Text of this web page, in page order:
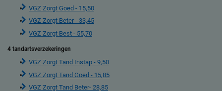
VGZ Zorgt Goed - 15,50
VGZ Zorgt Beter - 33,45
VGZ Zorgt Best - 55,70
4 tandartsverzekeringen
VGZ Zorgt Tand Instap - 9,50
VGZ Zorgt Tand Goed - 15,85
VGZ Zorgt Tand Beter- 28,85